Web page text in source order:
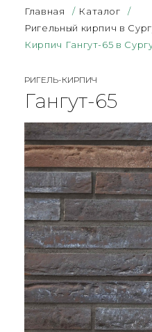
Главная / Каталог
/
Ригельный кирпич в
Кирпич Гангут-65 в
РИГЕЛЬ-КИРПИЧ
Гангут-65